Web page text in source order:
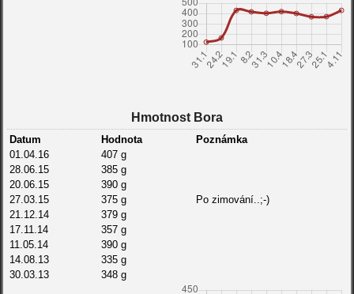
Hmotnost Bora
Datum Hodnota
Poznámka
01.04.16
407 g
28.06.15
385 g
20.06.15
390 g
27.03.15
375 g
Po zimování..;-)
21.12.14
379 g
17.11.14
357 g
11.05.14
390 g
14.08.13
335 g
30.03.13
348 g